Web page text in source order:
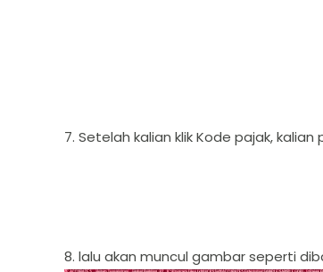
7. Setelah kalian klik Kode pajak,
8. lalu akan muncul gambar seperti